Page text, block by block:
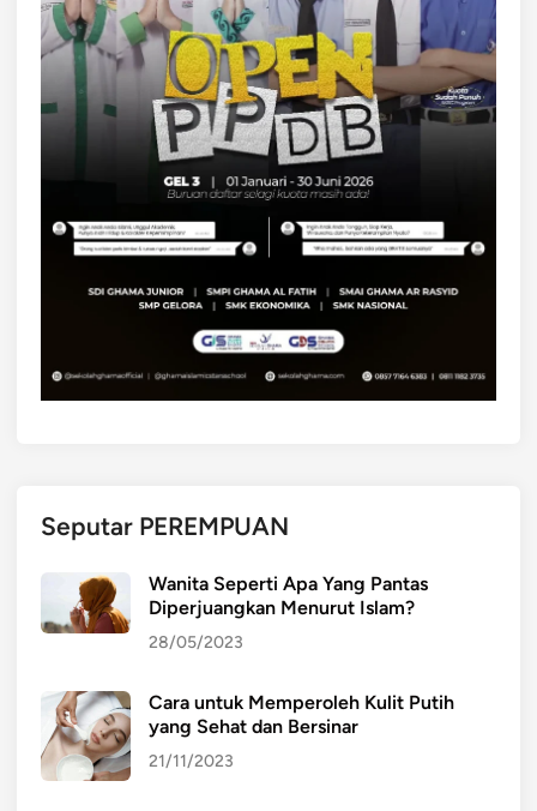
Seputar PEREMPUAN
Wanita Seperti Apa Yang Pantas
Diperjuangkan Menurut Islam?
28/05/2023
Cara untuk Memperoleh Kulit Putih
yang Sehat dan Bersinar
21/11/2023